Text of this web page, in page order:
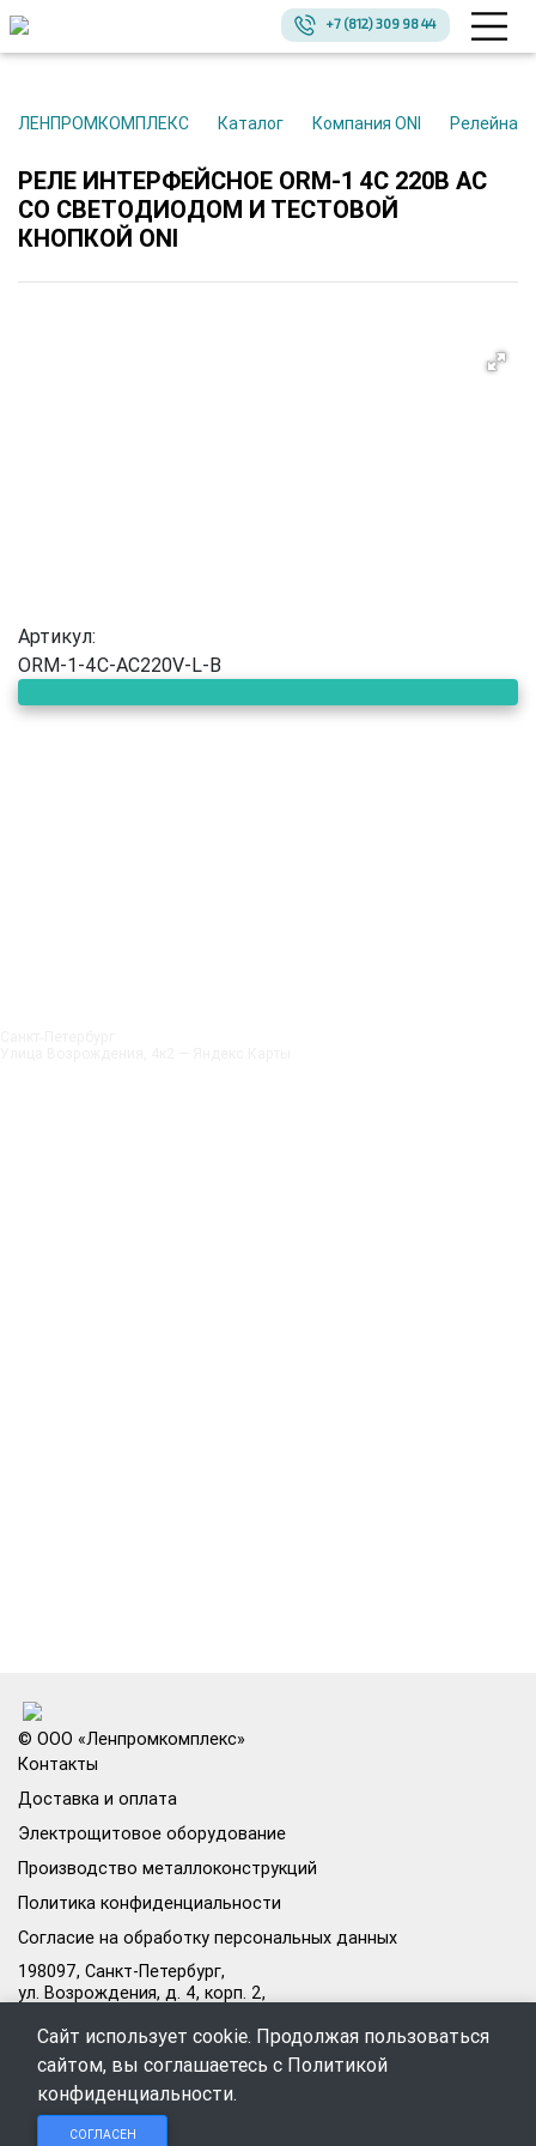
+7 (812) 309 98 44
ЛЕНПРОМКОМПЛЕКС Каталог Компания ONI
РЕЛЕ ИНТЕРФЕЙСНОЕ ORM-1 4C 220В AC
СО СВЕТОДИОДОМ И ТЕСТОВОЙ
КНОПКОЙ ONI
Артикул:
ORM-1-4C-AC220V-L-B
© ООО «Ленпромкомплекс»
Контакты
Доставка и оплата
Электрощитовое оборудование
Производство металлоконструкций
Политика конфиденциальности
Согласие на обработку персональных данных
198097, Санкт-Петербург,
ул. Возрождения, д. 4, корп. 2,
Режим работы офиса:
Пн–Пт: 09:00–18:00
+7 (812) 309-98-44
Сайт использует cookie. Продолжая пользоваться
сайтом, вы соглашаетесь с Политикой
конфиденциальности.
СОГЛАСЕН